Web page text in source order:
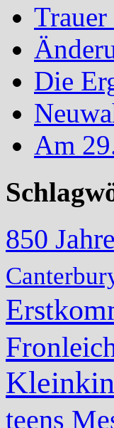
Die
Am
850
teens